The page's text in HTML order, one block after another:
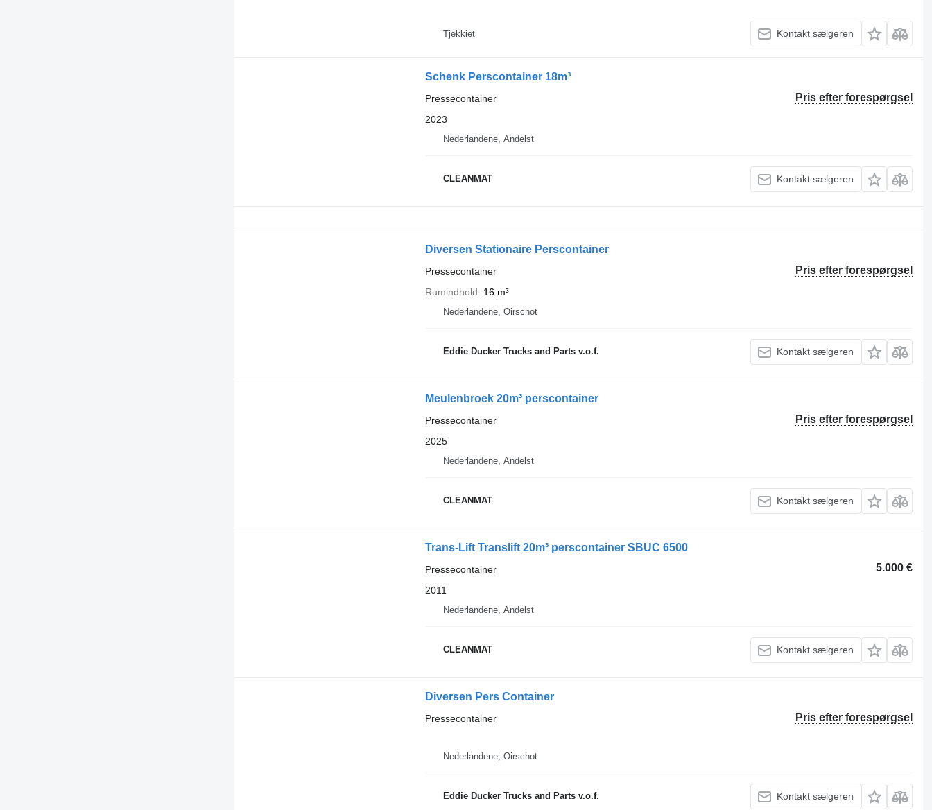
Tjekkiet Kontakt sælgeren
Schenk Perscontainer 18m³
Pris efter forespørgsel
Pressecontainer
2023
Nederlandene, Andelst
CLEANMAT Kontakt sælgeren
Diversen Stationaire Perscontainer
Pris efter forespørgsel
Pressecontainer
Rumindhold
16 m³
Nederlandene, Oirschot
Eddie Ducker Trucks and Parts v.o.f. Kontakt sælgeren
Meulenbroek 20m³ perscontainer
Pris efter forespørgsel
Pressecontainer
2025
Nederlandene, Andelst
CLEANMAT Kontakt sælgeren
Trans-Lift Translift 20m³ perscontainer SBUC 6500
5.000 €
Pressecontainer
2011
Nederlandene, Andelst
CLEANMAT Kontakt sælgeren
Diversen Pers Container
Pris efter forespørgsel
Pressecontainer
Nederlandene, Oirschot
Eddie Ducker Trucks and Parts v.o.f. Kontakt sælgeren